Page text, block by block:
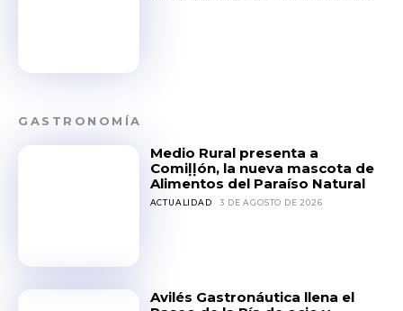
GASTRONOMÍA
Medio Rural presenta a
Comiḷḷón, la nueva mascota de
Alimentos del Paraíso Natural
ACTUALIDAD 3 DE AGOSTO DE 2026
Avilés Gastronáutica llena el